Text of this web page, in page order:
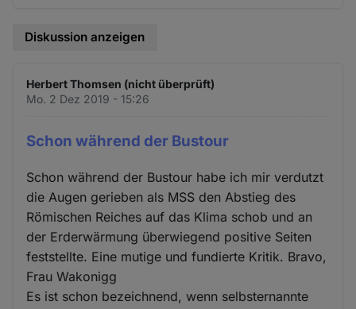
Diskussion anzeigen
Herbert Thomsen (nicht überprüft)
Mo. 2 Dez 2019 - 15:26
Schon während der Bustour
Schon während der Bustour habe ich mir verdutzt
die Augen gerieben als MSS den Abstieg des
Römischen Reiches auf das Klima schob und an
der Erderwärmung überwiegend positive Seiten
feststellte. Eine mutige und fundierte Kritik. Bravo,
Frau Wakonigg
Es ist schon bezeichnend, wenn selbsternannte